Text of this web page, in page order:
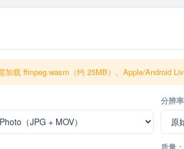
加载 ffmpeg.wasm（约 25MB）。Apple/Android
分辨率